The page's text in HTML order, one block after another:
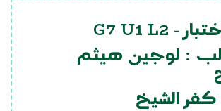
-
G7 U1 L2
: لوجين هيثم
كفر الشيخ